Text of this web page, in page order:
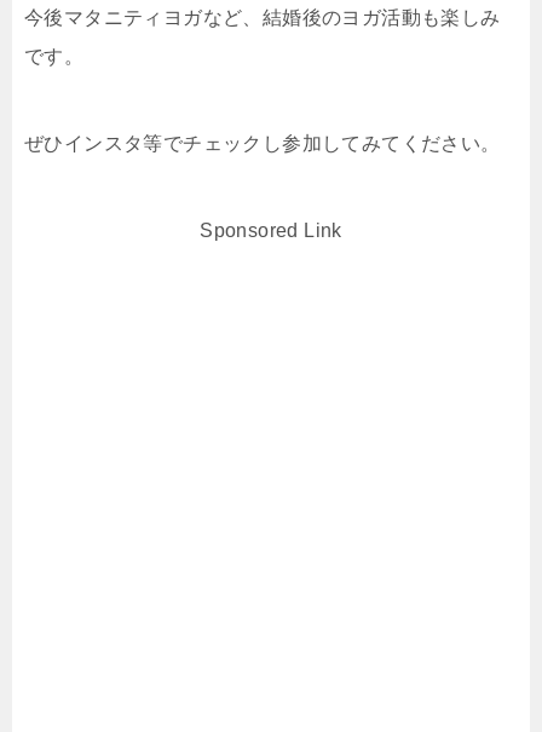
今後マタニティヨガなど、結婚後のヨガ活動も楽しみ
です。
ぜひインスタ等でチェックし参加してみてください。
Sponsored Link